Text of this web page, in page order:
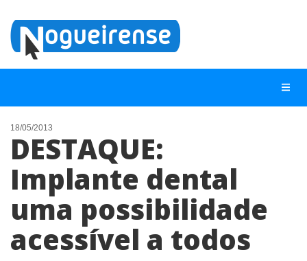
NOTÍCIAS
LISTA DIGITAL
CONTATO
18/05/2013
DESTAQUE:
Implante dental
uma possibilidade
acessível a todos